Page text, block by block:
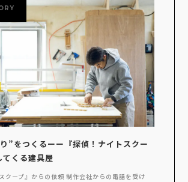
”をつくるーー『探偵！ナイトスクー
てくる建具屋
クープ』からの依頼 制作会社からの電話を受け